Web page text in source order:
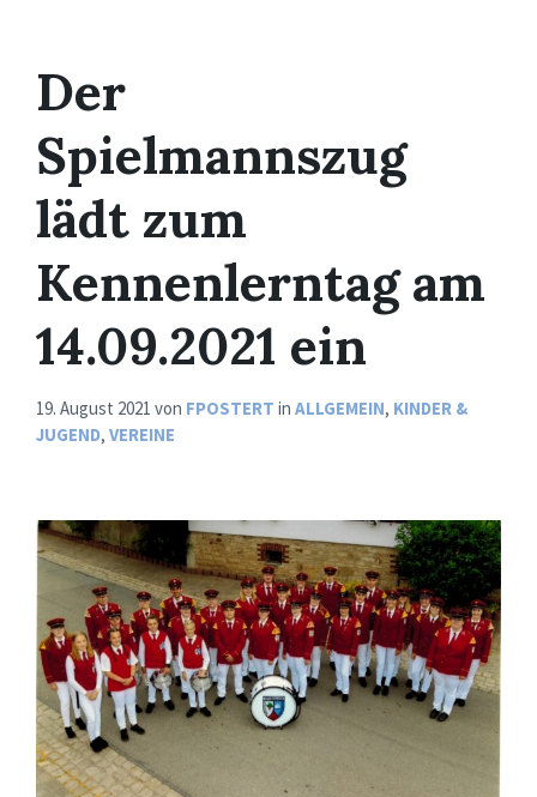
Der
Spielmannszug
lädt zum
Kennenlerntag am
14.09.2021 ein
19. August 2021 von FPOSTERT in ALLGEMEIN, KINDER &
JUGEND, VEREINE